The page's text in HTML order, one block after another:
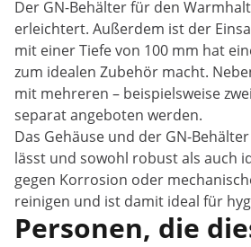
Der GN-Behälter für den
erleichtert. Außerdem ist der
mit einer Tiefe von 100 mm hat
zum idealen Zubehör macht.
mit mehreren – beispielsweise
separat angeboten werden.
Das Gehäuse und der GN-
lässt und sowohl robust als auch
gegen Korrosion oder
reinigen und ist damit ideal für
Personen, die